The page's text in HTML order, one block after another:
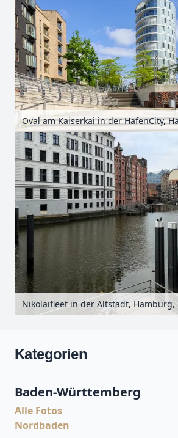
Nikolaifleet in der Altstadt, Hamburg,
Kategorien
Baden-Württemberg
Alle Fotos
Nordbaden